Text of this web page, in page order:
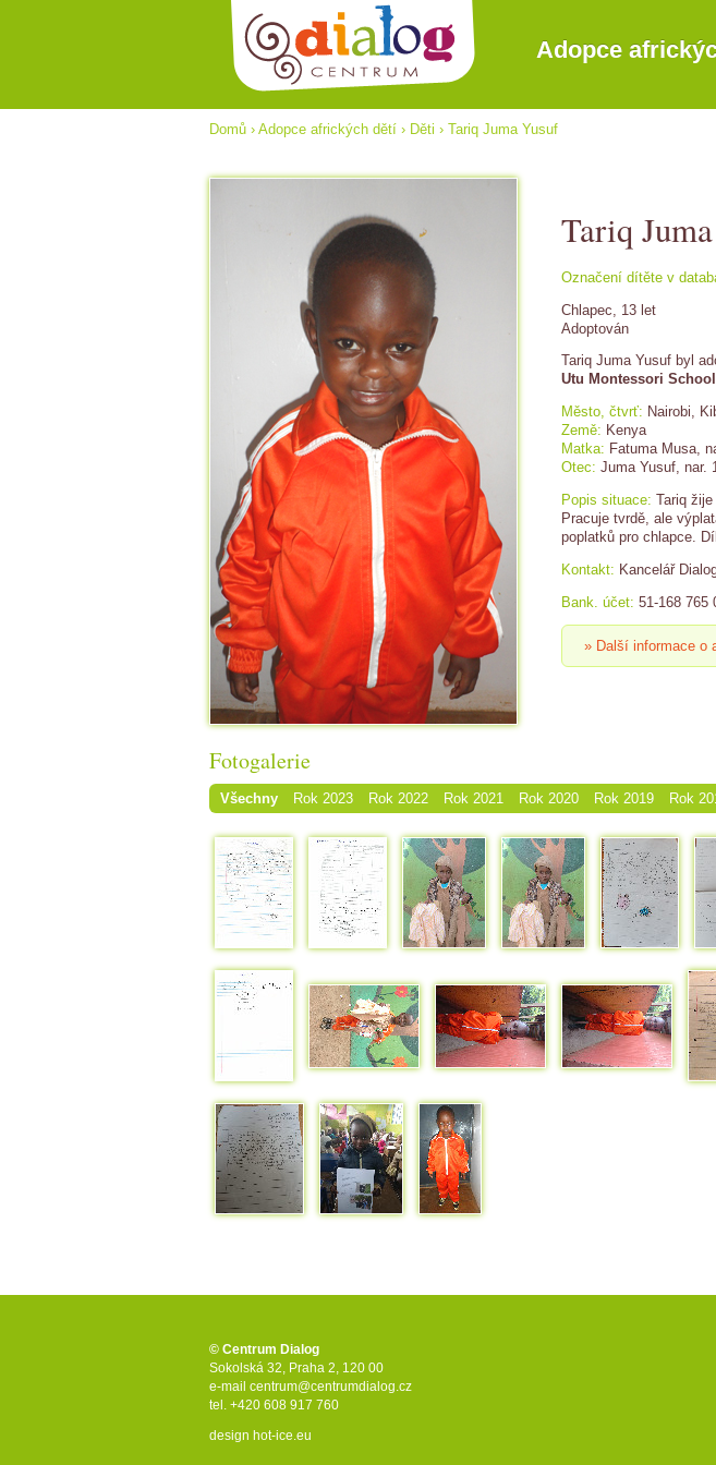
Adopce
Domů › Adopce afrických dětí › Děti › Tariq Juma Yusuf
Tariq
Označení dítěte v
Chlapec, 13 let
Adoptován
Tariq Juma Yusuf byl
Utu Montessori School
Město, čtvrť: Nairobi,
Země: Kenya
Matka: Fatuma Musa,
Otec: Juma Yusuf, nar.
Popis situace: Tariq
Pracuje tvrdě, ale
poplatků pro chlapce.
Kontakt: Kancelář
Bank. účet: 51-168 765
» Další informace o
Fotogalerie
Všechny Rok 2023 Rok 2022 Rok 2021 Rok 2020 Rok 2019 Rok
© Centrum Dialog
Sokolská 32, Praha 2, 120 00
e-mail centrum@centrumdialog.cz
tel. +420 608 917 760
design hot-ice.eu